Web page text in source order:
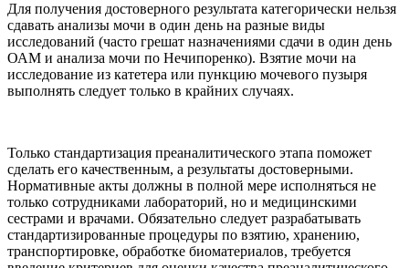
Для получения достоверного результата категорически нельзя
сдавать анализы мочи в один день на разные виды
исследований (часто грешат назначениями сдачи в один день
ОАМ и анализа мочи по Нечипоренко). Взятие мочи на
исследование из катетера или пункцию мочевого пузыря
выполнять следует только в крайних случаях.
Только стандартизация преаналитического этапа поможет
сделать его качественным, а результаты достоверными.
Нормативные акты должны в полной мере исполняться не
только сотрудниками лабораторий, но и медицинскими
сестрами и врачами. Обязательно следует разрабатывать
стандартизированные процедуры по взятию, хранению,
транспортировке, обработке биоматериалов, требуется